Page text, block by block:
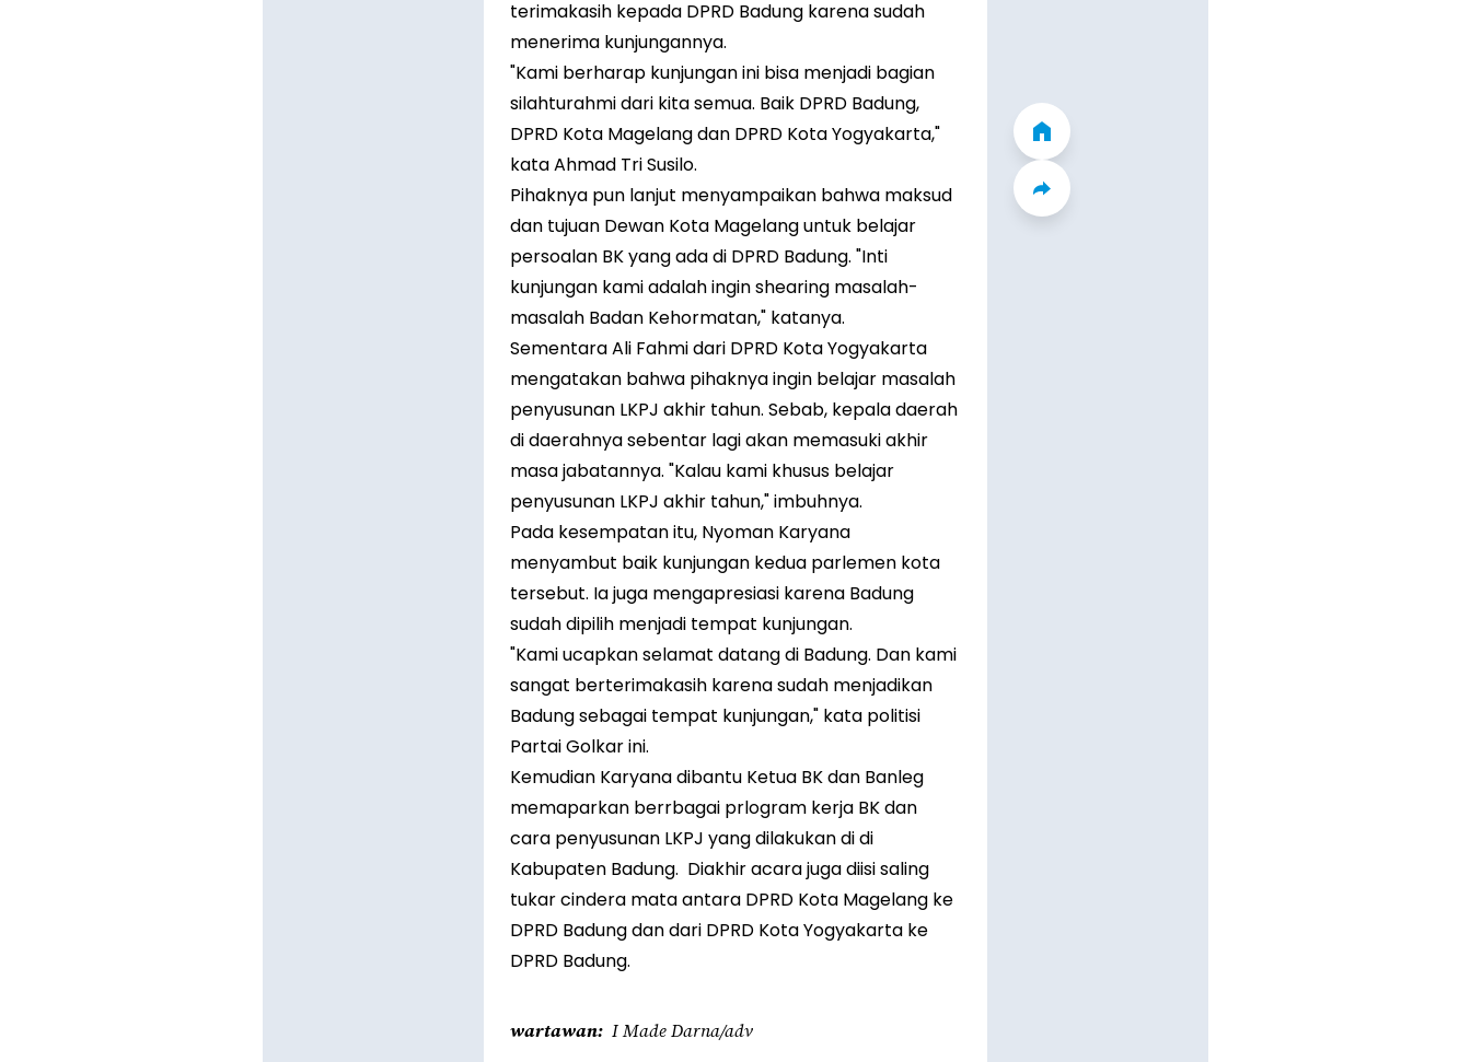
terimakasih kepada DPRD Badung karena sudah
menerima kunjungannya.
"Kami berharap kunjungan ini bisa menjadi bagian
silahturahmi dari kita semua. Baik DPRD Badung,
DPRD Kota Magelang dan DPRD Kota Yogyakarta,"
kata Ahmad Tri Susilo.
Pihaknya pun lanjut menyampaikan bahwa maksud
dan tujuan Dewan Kota Magelang untuk belajar
persoalan BK yang ada di DPRD Badung. "Inti
kunjungan kami adalah ingin shearing masalah-
masalah Badan Kehormatan," katanya.
Sementara Ali Fahmi dari DPRD Kota Yogyakarta
mengatakan bahwa pihaknya ingin belajar masalah
penyusunan LKPJ akhir tahun. Sebab, kepala daerah
di daerahnya sebentar lagi akan memasuki akhir
masa jabatannya. "Kalau kami khusus belajar
penyusunan LKPJ akhir tahun," imbuhnya.
Pada kesempatan itu, Nyoman Karyana
menyambut baik kunjungan kedua parlemen kota
tersebut. Ia juga mengapresiasi karena Badung
sudah dipilih menjadi tempat kunjungan.
"Kami ucapkan selamat datang di Badung. Dan kami
sangat berterimakasih karena sudah menjadikan
Badung sebagai tempat kunjungan," kata politisi
Partai Golkar ini.
Kemudian Karyana dibantu Ketua BK dan Banleg
memaparkan berrbagai prlogram kerja BK dan
cara penyusunan LKPJ yang dilakukan di di
Kabupaten Badung. Diakhir acara juga diisi saling
tukar cindera mata antara DPRD Kota Magelang ke
DPRD Badung dan dari DPRD Kota Yogyakarta ke
DPRD Badung.
wartawan I Made Darna/adv